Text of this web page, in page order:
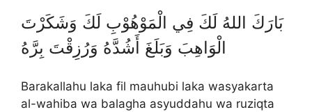
بَارَكَ اللهُ لَكَ فِي الْمَوْهُوْبِ لَكَ وَشَكَرْتَ
الْوَاهِبَ وَبَلَغَ أَشُدَّهُ وَرُزِقْتَ بِرَّهُ
Barakallahu laka fil mauhubi laka wasyakarta
al-wahiba wa balagha asyuddahu wa ruziqta